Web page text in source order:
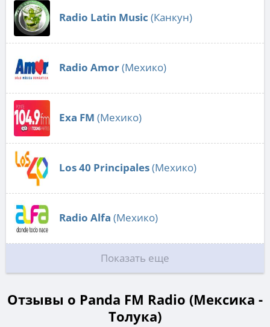
Radio Latin Music (Канкун)
Radio Amor(Мехико)
Exa FM (Мехико)
Los 40 Principales(Мехико)
Radio Alfa (Мехико)
Показать еще
Отзывы о Panda FM Radio (Мексика -
Толука)